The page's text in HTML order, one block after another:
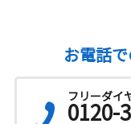
お電話
フリーダイ
0120-